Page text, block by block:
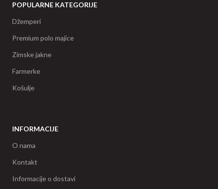
POPULARNE KATEGORIJE
Džemperi
Premium polo majice
Zimske jakne
Farmerke
Košulje
INFORMACIJE
O nama
Kontakt
Informacije o dostavi